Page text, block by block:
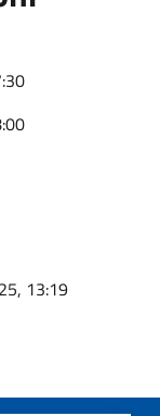
13:19